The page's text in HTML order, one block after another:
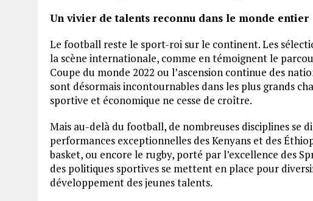
Un vivier de talents reconnu dans le monde entier
Le football reste le sport-roi sur le continent. Les
la scène internationale, comme en témoignent le
Coupe du monde 2022 ou l’ascension continue des
sont désormais incontournables dans les plus grands
sportive et économique ne cesse de croître.
Mais au-delà du football, de nombreuses disciplines se
performances exceptionnelles des Kenyans et des
basket, ou encore le rugby, porté par l’excellence des
des politiques sportives se mettent en place pour
développement des jeunes talents.